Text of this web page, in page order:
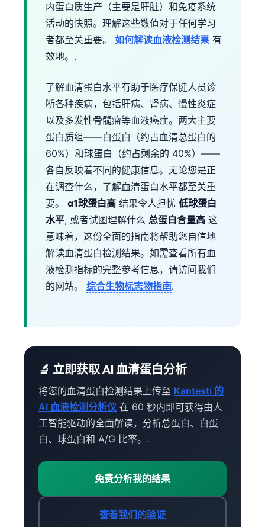
内蛋白质生产（主要是肝脏）和免疫系统
活动的快照。理解这些数值对于任何学习
者都至关重要。 如何解读血液检测结果 有
效地。.
了解血清蛋白水平有助于医疗保健人员诊
断各种疾病，包括肝病、肾病、慢性炎症
以及多发性骨髓瘤等血液癌症。两大主要
蛋白质组——白蛋白（约占血清总蛋白的
60%）和球蛋白（约占剩余的 40%）——
各自反映着不同的健康信息。无论您是正
在调查什么，了解血清蛋白水平都至关重
要。 α1球蛋白高 结果令人担忧 低球蛋白
水平, 或者试图理解什么 总蛋白含量高 这
意味着，这份全面的指南将帮助您自信地
解读血清蛋白检测结果。如需查看所有血
液检测指标的完整参考信息，请访问我们
的网站。 综合生物标志物指南.
🔬 立即获取 AI 血清蛋白分析
将您的血清蛋白检测结果上传至 Kantesti 的
AI 血液检测分析仪 在 60 秒内即可获得由人
工智能驱动的全面解读，分析总蛋白、白蛋
白、球蛋白和 A/G 比率。.
免费分析我的结果
查看我们的验证